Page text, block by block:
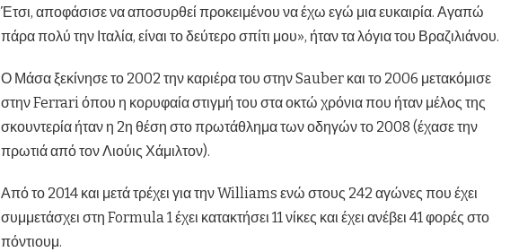
Έτσι, αποφάσισε να αποσυρθεί προκειμένου να έχω εγώ μια ευκαιρία. Αγαπώ
πάρα πολύ την Ιταλία, είναι το δεύτερο σπίτι μου», ήταν τα λόγια του Βραζιλιάνου.
Ο Μάσα ξεκίνησε το 2002 την καριέρα του στην Sauber και το 2006 μετακόμισε
στην Ferrari όπου η κορυφαία στιγμή του στα οκτώ χρόνια που ήταν μέλος της
σκουντερία ήταν η 2η θέση στο πρωτάθλημα των οδηγών το 2008 (έχασε την
πρωτιά από τον Λιούις Χάμιλτον).
Από το 2014 και μετά τρέχει για την Williams ενώ στους 242 αγώνες που έχει
συμμετάσχει στη Formula 1 έχει κατακτήσει 11 νίκες και έχει ανέβει 41 φορές στο
πόντιουμ.